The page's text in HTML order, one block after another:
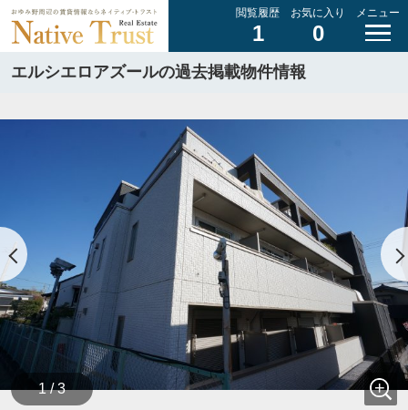
閲覧履歴
1
お気に入り
0
メニュー
エルシエロアズールの過去掲載物件情報
1 / 3